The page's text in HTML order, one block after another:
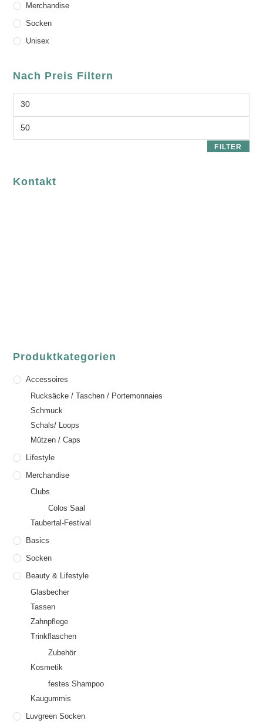
Merchandise
Socken
Unisex
Nach Preis Filtern
FILTER
Kontakt
Produktkategorien
Accessoires
Rucksäcke / Taschen / Portemonnaies
Schmuck
Schals/ Loops
Mützen / Caps
Lifestyle
Merchandise
Clubs
Colos Saal
Taubertal-Festival
Basics
Socken
Beauty & Lifestyle
Glasbecher
Tassen
Zahnpflege
Trinkflaschen
Zubehör
Kosmetik
festes Shampoo
Kaugummis
Luvgreen Socken